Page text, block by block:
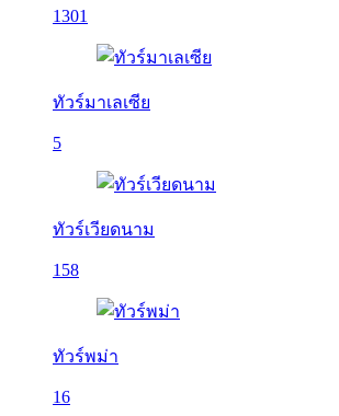
1301
ทัวร์มาเลเซีย
5
ทัวร์เวียดนาม
158
ทัวร์พม่า
16